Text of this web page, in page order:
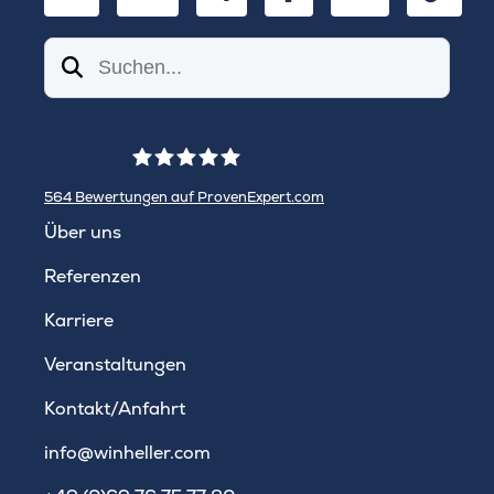
Suchen
564 Bewertungen auf ProvenExpert.com
Über uns
Referenzen
Karriere
Veranstaltungen
Kontakt/Anfahrt
info@winheller.com